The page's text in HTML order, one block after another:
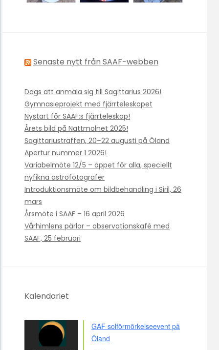
Senaste nytt från SAAF-webben
Dags att anmäla sig till Sagittarius 2026!
Gymnasieprojekt med fjärrteleskopet
Nystart för SAAF:s fjärrteleskop!
Årets bild på Nattmolnet 2025!
Sagittariusträffen, 20–22 augusti på Öland
Apertur nummer 1 2026!
Variabelmöte 12/5 – öppet för alla, speciellt
nyfikna astrofotografer
Introduktionsmöte om bildbehandling i Siril, 26
mars
Årsmöte i SAAF – 16 april 2026
Vårhimlens pärlor – observationskafé med
SAAF, 25 februari
Kalendariet
GAF solförmörkelseevent på
Öland